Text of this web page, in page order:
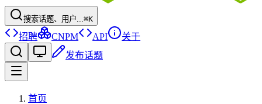
搜索话题、用户...⌘K
招聘 CNPM API
关于
发布话题
首页